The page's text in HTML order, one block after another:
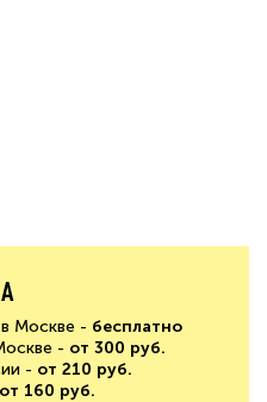
Москве - бесплатно
- от 300 руб.
- от 210 руб.
от 160 руб.